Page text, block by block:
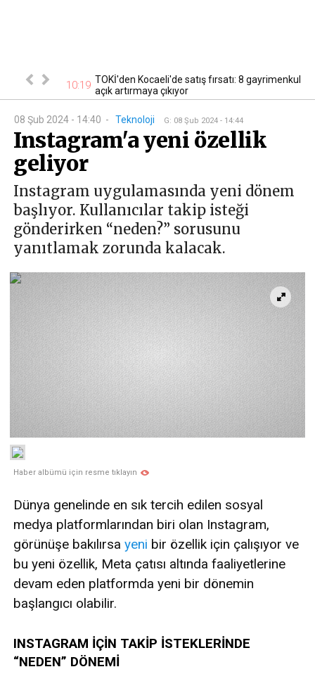
Başvurular 10:19 TOKİ'den Kocaeli'de satış fırsatı: 8 gayrimenkul
açık artırmaya çıkıyor
08 Şub 2024 - 14:40 - Teknoloji G: 08 Şub 2024 - 14:44
Instagram'a yeni özellik
geliyor
Instagram uygulamasında yeni dönem
başlıyor. Kullanıcılar takip isteği
gönderirken “neden?” sorusunu
yanıtlamak zorunda kalacak.
Haber albümü için resme tıklayın
Dünya genelinde en sık tercih edilen sosyal
medya platformlarından biri olan Instagram,
görünüşe bakılırsa yeni bir özellik için çalışıyor ve
bu yeni özellik, Meta çatısı altında faaliyetlerine
devam eden platformda yeni bir dönemin
başlangıcı olabilir.
INSTAGRAM İÇİN TAKİP İSTEKLERİNDE
“NEDEN” DÖNEMİ